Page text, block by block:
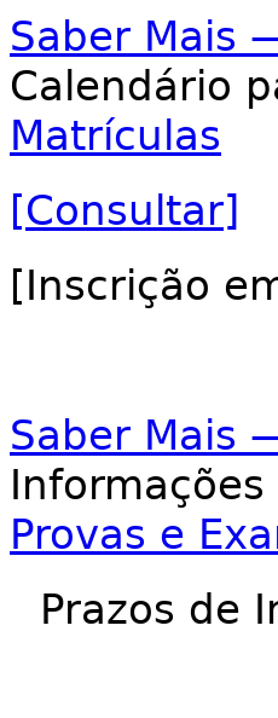
Saber Mais
Calendário
Matrículas
[Consultar]
[Inscrição
Saber Mais
Provas e
Prazos de